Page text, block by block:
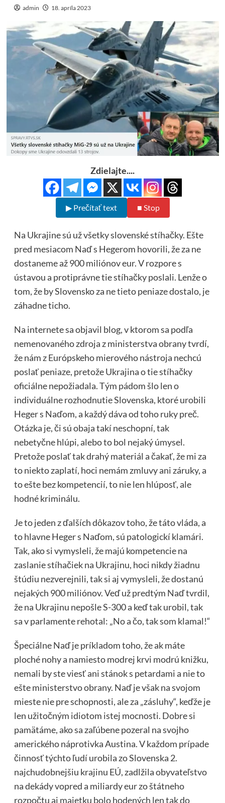
admin 18. apríla 2023
Zdielajte....
▶ Prečítať text ■ Stop
Na Ukrajine sú už všetky slovenské stíhačky. Ešte
pred mesiacom Naď s Hegerom hovorili, že za ne
dostaneme až 900 miliónov eur. V rozpore s
ústavou a protiprávne tie stíhačky poslali. Lenže o
tom, že by Slovensko za ne tieto peniaze dostalo, je
záhadne ticho.
Na internete sa objavil blog, v ktorom sa podľa
nemenovaného zdroja z ministerstva obrany tvrdí,
že nám z Európskeho mierového nástroja nechcú
poslať peniaze, pretože Ukrajina o tie stíhačky
oficiálne nepožiadala. Tým pádom šlo len o
individuálne rozhodnutie Slovenska, ktoré urobili
Heger s Naďom, a každý dáva od toho ruky preč.
Otázka je, či sú obaja takí neschopní, tak
nebetyčne hlúpi, alebo to bol nejaký úmysel.
Pretože poslať tak drahý materiál a čakať, že mi za
to niekto zaplatí, hoci nemám zmluvy ani záruky, a
to ešte bez kompetencií, to nie len hlúposť, ale
hodné kriminálu.
Je to jeden z ďalších dôkazov toho, že táto vláda, a
to hlavne Heger s Naďom, sú patologickí klamári.
Tak, ako si vymysleli, že majú kompetencie na
zaslanie stíhačiek na Ukrajinu, hoci nikdy žiadnu
štúdiu nezverejnili, tak si aj vymysleli, že dostanú
nejakých 900 miliónov. Veď už predtým Naď tvrdil,
že na Ukrajinu nepošle S-300 a keď tak urobil, tak
sa v parlamente rehotal: „No a čo, tak som klamal!“
Špeciálne Naď je príkladom toho, že ak máte
ploché nohy a namiesto modrej krvi modrú knižku,
nemali by ste viesť ani stánok s petardami a nie to
ešte ministerstvo obrany. Naď je však na svojom
mieste nie pre schopnosti, ale za „zásluhy“, keďže je
len užitočným idiotom istej mocnosti. Dobre si
pamätáme, ako sa zaľúbene pozeral na svojho
amerického náprotivka Austina. V každom prípade
činnosť týchto ľudí urobila zo Slovenska 2.
najchudobnejšiu krajinu EÚ, zadlžila obyvateľstvo
na dekády vopred a miliardy eur zo štátneho
rozpočtu aj majetku bolo hodených len tak do